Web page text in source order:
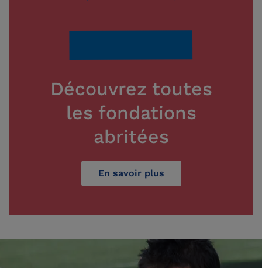
Découvrez toutes
les fondations
abritées
En savoir plus